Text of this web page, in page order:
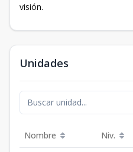
visión.
Unidades
Nombre Niv.